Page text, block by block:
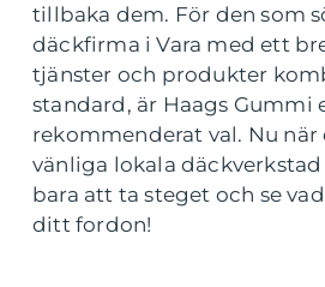
tillbaka dem. För den som
däckfirma i Vara med ett
tjänster och produkter
standard, är Haags Gummi
rekommenderat val. Nu när
vänliga lokala
bara att ta steget och se
ditt fordon!